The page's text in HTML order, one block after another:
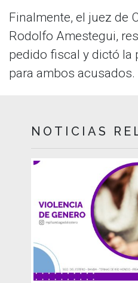
Finalmente, el juez de
Rodolfo Amestegui,
pedido fiscal y dictó la
para ambos acusados.
NOTICIAS